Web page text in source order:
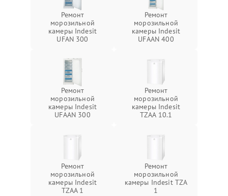
Ремонт
морозильной
камеры Indesit
UFAN 300
Ремонт
морозильной
камеры Indesit
UFAAN 400
Ремонт
морозильной
камеры Indesit
UFAAN 300
Ремонт
морозильной
камеры Indesit
TZAA 10.1
Ремонт
морозильной
камеры Indesit
TZAA 1
Ремонт
морозильной
камеры Indesit TZA
1